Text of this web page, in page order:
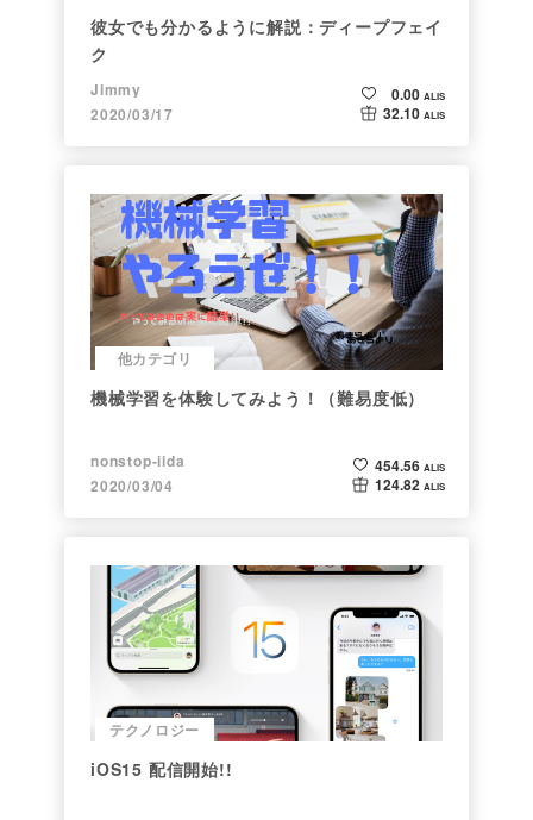
彼女でも分かるように解説：ディープフェイ
ク
Jimmy
2020/03/17
0.00 ALIS
32.10 ALIS
他カテゴリ
機械学習を体験してみよう！（難易度低）
nonstop-iida
2020/03/04
454.56 ALIS
124.82 ALIS
テクノロジー
iOS15 配信開始!!